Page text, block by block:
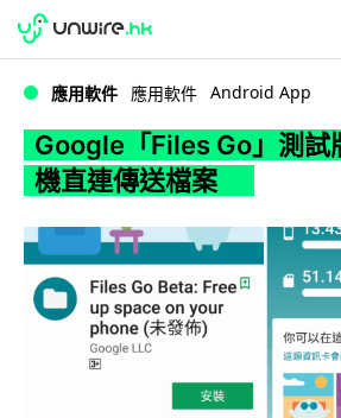
WWDC 2026
應用軟件 應用軟件 Android App
Google「Files Go」測
機直連傳送檔案